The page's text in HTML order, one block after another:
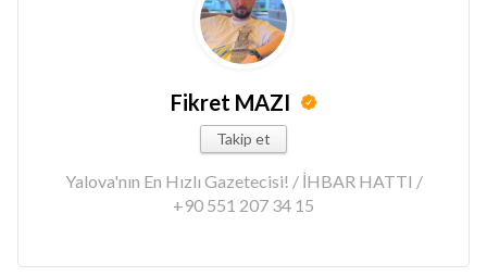
Fikret MAZI
Takip et
Yalova'nın En Hızlı Gazetecisi! / İHBAR HATTI /
+90 551 207 34 15